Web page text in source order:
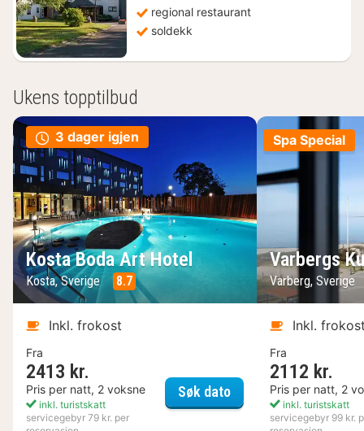
regional restaurant
soldekk
Ukens topptilbud
3 dager igjen
Kosta Boda Art Hotel
Kosta, Sverige 8.7
Inkl. frokost
Fra
2413 kr.
Pris per natt, 2 voksne
inkl. turistskatt
servicegebyr 79 kr. per
Søk datoKosta Boda Art Hotel
Spa Special
Varbergs
Varberg, Sverige
Inkl.
Fra
2112 kr.
Pris per natt, 2
inkl. turistskatt
servicegebyr 99 kr.